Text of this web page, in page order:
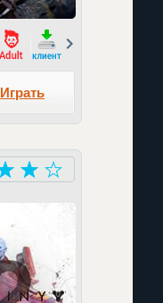
Играть